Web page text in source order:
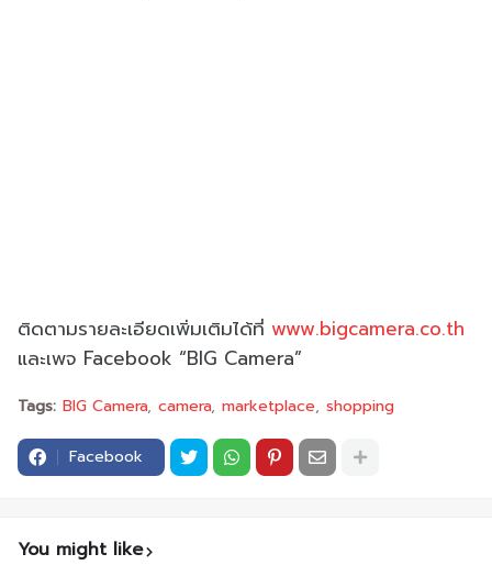
ติดตามรายละเอียดเพิ่มเติมได้ที่ www.bigcamera.co.th
และเพจ Facebook “BIG Camera”
Tags: BIG Camera camera marketplace shopping
Facebook
You might like